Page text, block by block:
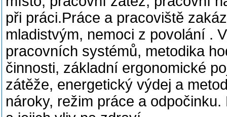
při práci.Práce a pracoviště
mladistvým, nemoci z povolání .
pracovních systémů, metodika
činnosti, základní ergonomické
zátěže, energetický výdej a
nároky, režim práce a